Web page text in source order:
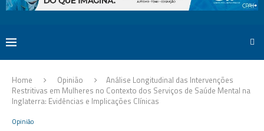
Home Opinião
Análise Longitudinal das Intervenções
Restritivas em Mulheres no Contexto dos Serviços de Saúde Mental na
Inglaterra: Evidências e Implicações Clínicas
Opinião